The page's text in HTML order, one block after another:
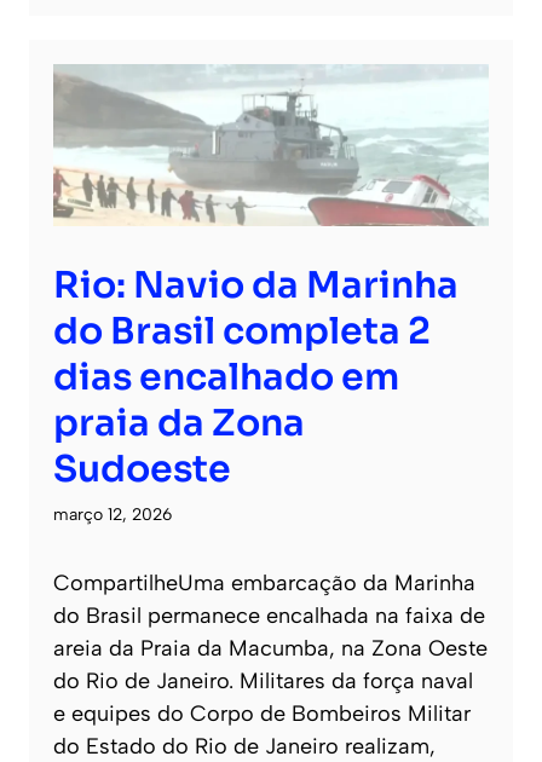
Rio: Navio da Marinha
do Brasil completa 2
dias encalhado em
praia da Zona
Sudoeste
março 12, 2026
CompartilheUma embarcação da Marinha
do Brasil permanece encalhada na faixa de
areia da Praia da Macumba, na Zona Oeste
do Rio de Janeiro. Militares da força naval
e equipes do Corpo de Bombeiros Militar
do Estado do Rio de Janeiro realizam,